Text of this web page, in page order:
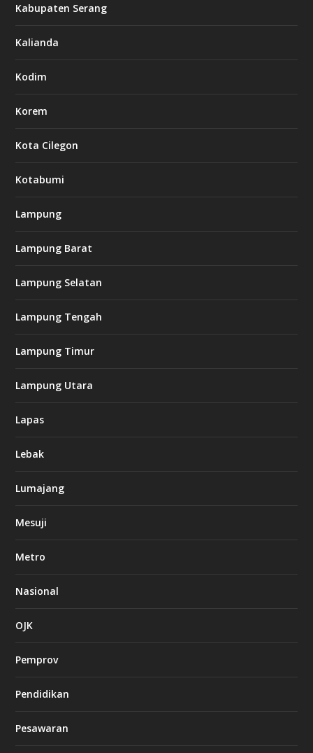
Kabupaten Serang
Kalianda
Kodim
Korem
Kota Cilegon
Kotabumi
Lampung
Lampung Barat
Lampung Selatan
Lampung Tengah
Lampung Timur
Lampung Utara
Lapas
Lebak
Lumajang
Mesuji
Metro
Nasional
OJK
Pemprov
Pendidikan
Pesawaran